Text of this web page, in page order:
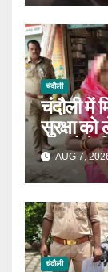
चंदौली
चंदौली में
सुरक्षा को
बाजारों
AUG 7,
चंदौली